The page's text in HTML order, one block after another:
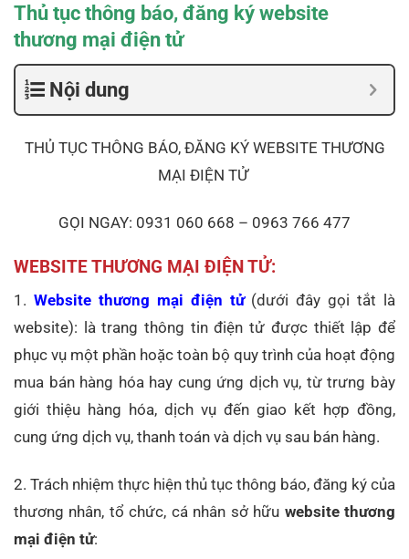
Thủ tục thông báo, đăng ký website
thương mại điện tử
Nội dung
THỦ TỤC THÔNG BÁO, ĐĂNG KÝ WEBSITE THƯƠNG
MẠI ĐIỆN TỬ
GỌI NGAY: 0931 060 668 – 0963 766 477
WEBSITE THƯƠNG MẠI ĐIỆN TỬ:
1. Website thương mại điện tử(dưới đây gọi tắt là
website): là trang thông tin điện tử được thiết lập để
phục vụ một phần hoặc toàn bộ quy trình của hoạt động
mua bán hàng hóa hay cung ứng dịch vụ, từ trưng bày
giới thiệu hàng hóa, dịch vụ đến giao kết hợp đồng,
cung ứng dịch vụ, thanh toán và dịch vụ sau bán hàng.
2. Trách nhiệm thực hiện thủ tục thông báo, đăng ký của
thương nhân, tổ chức, cá nhân sở hữu website thương
mại điện tử: